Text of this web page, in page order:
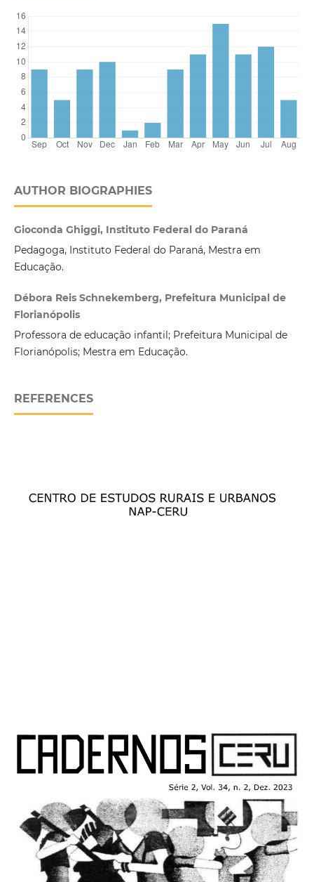
AUTHOR BIOGRAPHIES
Gioconda Ghiggi, Instituto Federal do Paraná
Pedagoga, Instituto Federal do Paraná, Mestra em
Educação.
Débora Reis Schnekemberg, Prefeitura Municipal de
Florianópolis
Professora de educação infantil; Prefeitura Municipal de
Florianópolis; Mestra em Educação.
REFERENCES